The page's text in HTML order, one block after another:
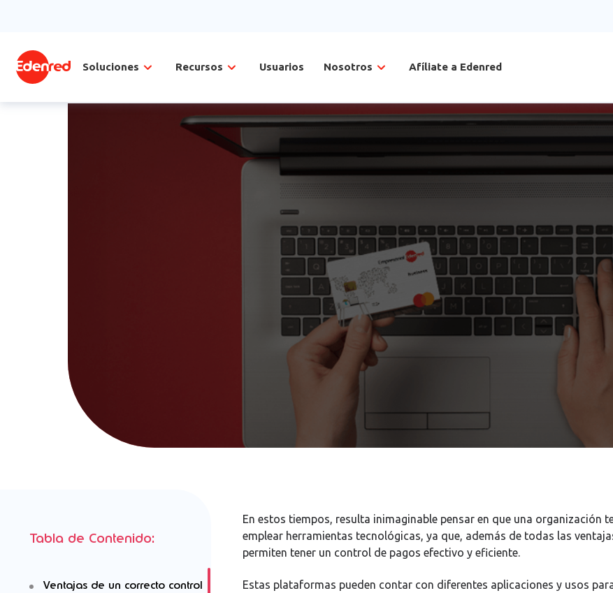
Soluciones Recursos Usuarios Nosotros Afíliate a Edenred
Tabla de Contenido:
Ventajas de un correcto control
En estos tiempos, resulta inimaginable pensar en que una organización
emplear herramientas tecnológicas, ya que, además de todas las
permiten tener un control de pagos efectivo y eficiente.
Estas plataformas pueden contar con diferentes aplicaciones y usos